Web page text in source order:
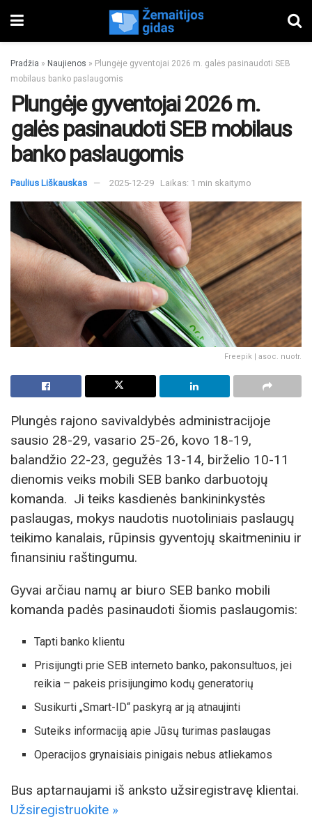
Pradžia » Naujienos » Plungėje gyventojai 2026 m. galės pasinaudoti SEB
mobilaus banko paslaugomis
Plungėje gyventojai 2026 m.
galės pasinaudoti SEB mobilaus
banko paslaugomis
Paulius Liškauskas 2025-12-29 Laikas: 1 min skaitymo
Freepik | asoc. nuotr.
Plungės rajono savivaldybės administracijoje
sausio 28-29, vasario 25-26, kovo 18-19,
balandžio 22-23, gegužės 13-14, birželio 10-11
dienomis veiks mobili SEB banko darbuotojų
komanda. Ji teiks kasdienės bankininkystės
paslaugas, mokys naudotis nuotoliniais paslaugų
teikimo kanalais, rūpinsis gyventojų skaitmeniniu ir
finansiniu raštingumu.
Gyvai arčiau namų ar biuro SEB banko mobili
komanda padės pasinaudoti šiomis paslaugomis:
Tapti banko klientu
Prisijungti prie SEB interneto banko, pakonsultuos, jei
reikia – pakeis prisijungimo kodų generatorių
Susikurti „Smart-ID“ paskyrą ar ją atnaujinti
Suteiks informaciją apie Jūsų turimas paslaugas
Operacijos grynaisiais pinigais nebus atliekamos
Bus aptarnaujami iš anksto užsiregistravę klientai.
Užsiregistruokite »